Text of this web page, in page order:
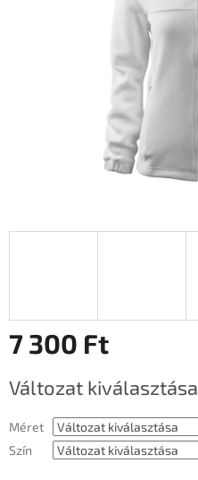
7 300 Ft
Változat kiválasztása
Méret
Szín